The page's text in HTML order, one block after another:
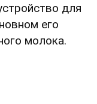
для
его
молока.